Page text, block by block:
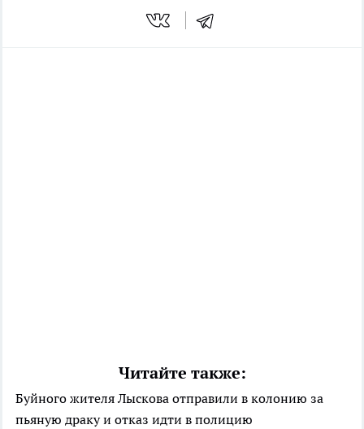
Читайте также:
Буйного жителя Лыскова отправили в колонию за
пьяную драку и отказ идти в полицию